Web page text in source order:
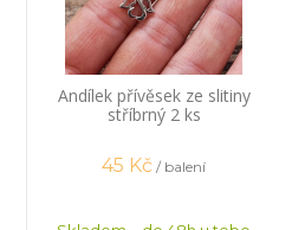
Andílek přívěsek ze slitiny
stříbrný 2 ks
45 Kč / balení